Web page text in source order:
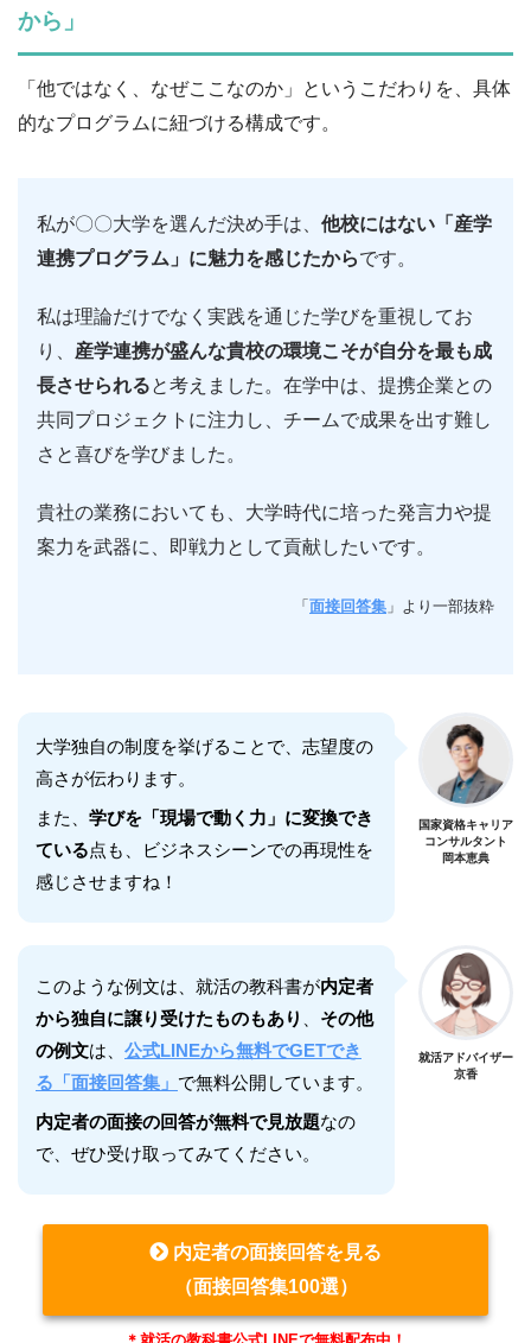
から」
「他ではなく、なぜここなのか」というこだわりを、具体
的なプログラムに紐づける構成です。
私が〇〇大学を選んだ決め手は、 他校にはない「産学
連携プログラム」に魅力を感じたからです。
私は理論だけでなく実践を通じた学びを重視してお
り、 産学連携が盛んな貴校の環境こそが自分を最も成
長させられると考えました。在学中は、提携企業との
共同プロジェクトに注力し、チームで成果を出す難し
さと喜びを学びました。
貴社の業務においても、大学時代に培った発言力や提
案力を武器に、即戦力として貢献したいです。
「 面接回答集 」より一部抜粋
大学独自の制度を挙げることで、志望度の
高さが伝わります。
また、 学びを「現場で動く力」に変換でき
ている点も、ビジネスシーンでの再現性を
感じさせますね！
国家資格キャリア
コンサルタント
岡本恵典
このような例文は、就活の教科書が内定者
から独自に譲り受けたものもあり
その他
の例文は、 公式LINEから無料でGETでき
る「面接回答集」 で無料公開しています。
内定者の面接の回答が無料で見放題なの
で、ぜひ受け取ってみてください。
就活アドバイザー
京香
内定者の面接回答を見る
（面接回答集100選）